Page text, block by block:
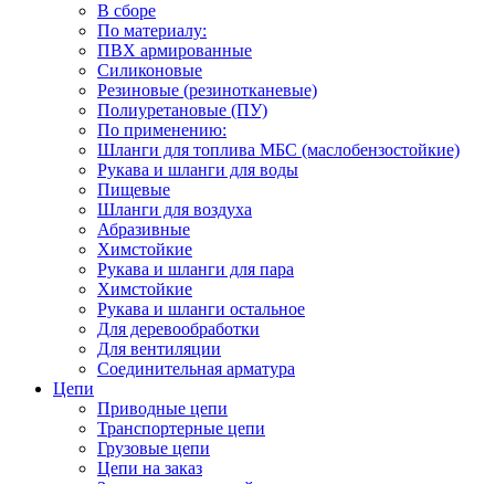
В сборе
По материалу:
ПВХ армированные
Силиконовые
Резиновые (резинотканевые)
Полиуретановые (ПУ)
По применению:
Шланги для топлива МБС (маслобензостойкие)
Рукава и шланги для воды
Пищевые
Шланги для воздуха
Абразивные
Химстойкие
Рукава и шланги для пара
Химстойкие
Рукава и шланги остальное
Для деревообработки
Для вентиляции
Соединительная арматура
Цепи
Приводные цепи
Транспортерные цепи
Грузовые цепи
Цепи на заказ